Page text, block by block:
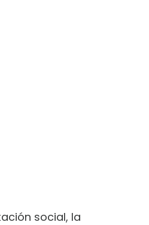
social, la